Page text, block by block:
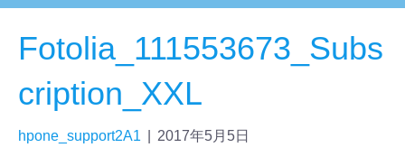
Fotolia_111553673_Subs
cription_XXL
hpone_support2A1 2017年5月5日